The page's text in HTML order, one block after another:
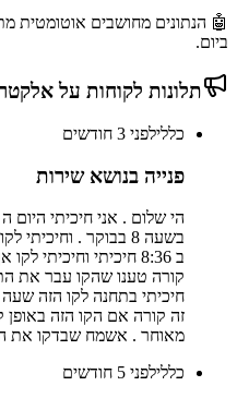
🤖 הנתונים מחושבים אוטומטית
ביום.
תלונות לקוחות על
כללילפני 3 חודשים
פנייה בנושא שירות
ב 8:36 חיכיתי
קורה טענו שהקו עבר את
חיכיתי בתחנה לקו הזה
זה קורה אם הקו הזה
מאוחר . אשמח שבדקו את
כללילפני 5 חודשים